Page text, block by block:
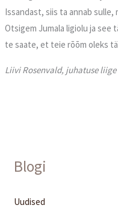
Issandast, siis ta annab sulle,
Otsigem Jumala ligiolu ja see
te saate, et teie rõõm oleks
Liivi Rosenvald, juhatuse liige
Blogi
Uudised